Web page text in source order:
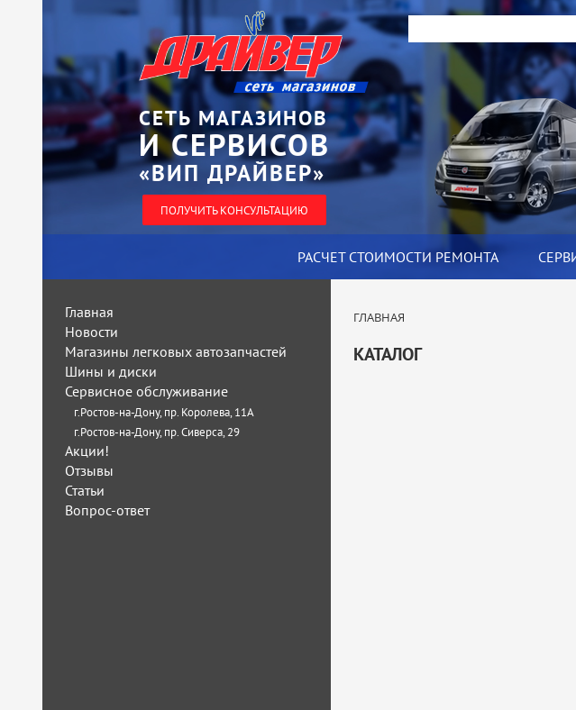
СЕТЬ МАГАЗИНОВ
И СЕРВИСОВ
«ВИП ДРАЙВЕР»
ПОЛУЧИТЬ КОНСУЛЬТАЦИЮ
РАСЧЕТ СТОИМОСТИ РЕМОНТА
Главная
Новости
Магазины легковых автозапчастей
Шины и диски
Сервисное обслуживание
г.Ростов-на-Дону, пр. Королева, 11А
г.Ростов-на-Дону, пр. Сиверса, 29
Акции!
Отзывы
Статьи
Вопрос-ответ
ГЛАВНАЯ
КАТАЛОГ